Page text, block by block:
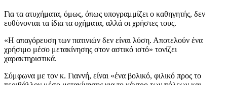
Για τα ατυχήματα, όμως, όπως υπογραμμίζει ο καθηγητής, δεν
ευθύνονται τα ίδια τα οχήματα, αλλά οι χρήστες τους.
«Η απαγόρευση των πατινιών δεν είναι λύση. Αποτελούν ένα
χρήσιμο μέσο μετακίνησης στον αστικό ιστό» τονίζει
χαρακτηριστικά.
Σύμφωνα με τον κ. Γιαννή, είναι «ένα βολικό, φιλικό προς το